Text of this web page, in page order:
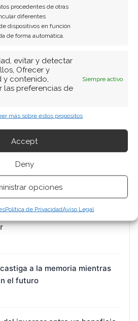
procedentes de otras
diferentes
dispositivos en función
de forma automática.
evitar y detectar
Ofrecer y
contenido,
las preferencias de
Siempre activo
más sobre estos propósitos
Accept
Deny
opciones
Política de PrivacidadAviso Legal
de wones para dos fábricas en
del 26 de agosto y las grietas
a la memoria mientras
el futuro